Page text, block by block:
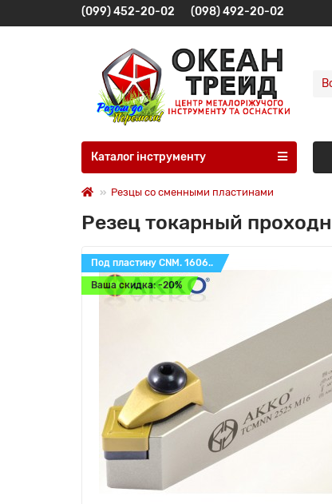
(099) 452-20-02 (098) 492-20-02
Каталог інструменту
Резцы со сменными пластинами
Резец токарный
Под пластину CNM. 1606..
Ваша скидка: -20%